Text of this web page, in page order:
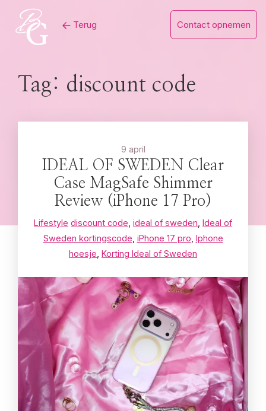
content
Terug Contact opnemen
Tag: discount code
9 april
IDEAL OF SWEDEN Clear
Case MagSafe Shimmer
Review (iPhone 17 Pro)
Lifestyle discount code ideal of sweden Ideal of
Sweden kortingscode iPhone 17 pro Iphone
hoesje Korting Ideal of Sweden